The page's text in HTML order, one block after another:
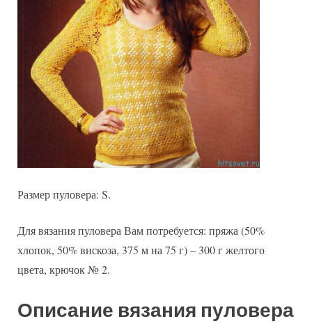
Размер пуловера: S.
Для вязания пуловера Вам потребуется: пряжа (50%
хлопок, 50% вискоза, 375 м на 75 г) – 300 г желтого
цвета, крючок № 2.
Описание вязания пуловера